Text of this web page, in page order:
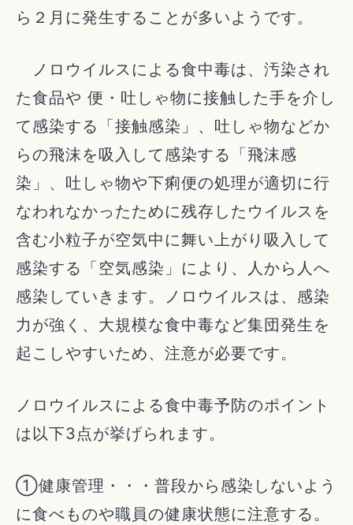
ら２月に発生することが多いようです。
ノロウイルスによる食中毒は、汚染され
た食品や 便・吐しゃ物に接触した手を介し
て感染する「接触感染」、吐しゃ物などか
らの飛沫を吸入して感染する「飛沫感
染」、吐しゃ物や下痢便の処理が適切に行
なわれなかったために残存したウイルスを
含む小粒子が空気中に舞い上がり吸入して
感染する「空気感染」により、人から人へ
感染していきます。ノロウイルスは、感染
力が強く、大規模な食中毒など集団発生を
起こしやすいため、注意が必要です。
ノロウイルスによる食中毒予防のポイント
は以下3点が挙げられます。
①健康管理・・・普段から感染しないよう
に食べものや職員の健康状態に注意する。